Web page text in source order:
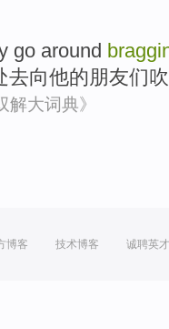
go around
去向他的朋友们
解大词典》
博客 技术博客 诚聘英才